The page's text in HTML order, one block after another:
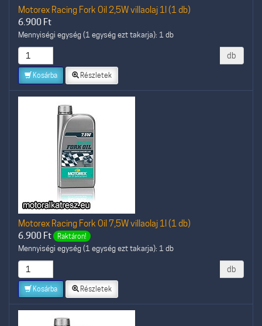
Motorex Racing Fork Oil 2,5W villaolaj 1l (1 db)
6.900 Ft
Mennyiségi egység (1 egység ezt takarja): 1 db
db
Kosárba Részletek
Motorex Racing Fork Oil 7,5W villaolaj 1l (1 db)
6.900 Ft Raktáron!
Mennyiségi egység (1 egység ezt takarja): 1 db
db
Kosárba Részletek